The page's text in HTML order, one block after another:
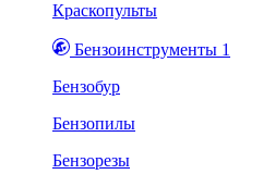
Краскопульты
Бензоинструменты 1
Бензобур
Бензопилы
Бензорезы